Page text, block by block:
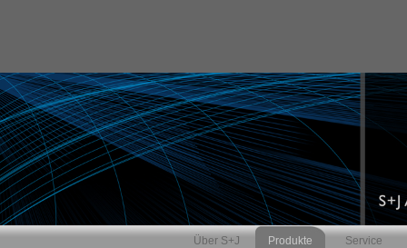
Über S+J Produkte Service